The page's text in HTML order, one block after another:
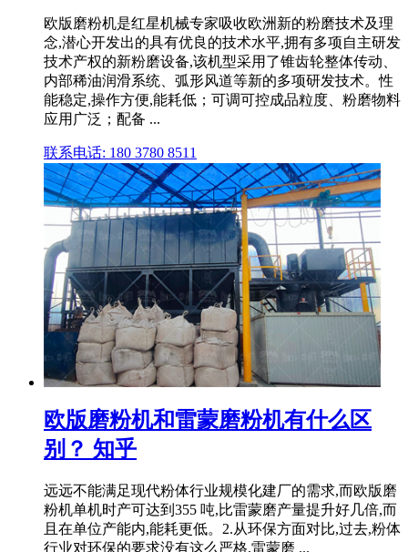
欧版磨粉机是红星机械专家吸收欧洲新的粉磨技术及理
念,潜心开发出的具有优良的技术水平,拥有多项自主研发
技术产权的新粉磨设备,该机型采用了锥齿轮整体传动、
内部稀油润滑系统、弧形风道等新的多项研发技术。性
能稳定,操作方便,能耗低；可调可控成品粒度、粉磨物料
应用广泛；配备 ...
联系电话: 180 3780 8511
欧版磨粉机和雷蒙磨粉机有什么区
别？ 知乎
远远不能满足现代粉体行业规模化建厂的需求,而欧版磨
粉机单机时产可达到355 吨,比雷蒙磨产量提升好几倍,而
且在单位产能内,能耗更低。2.从环保方面对比,过去,粉体
行业对环保的要求没有这么严格,雷蒙磨 ...